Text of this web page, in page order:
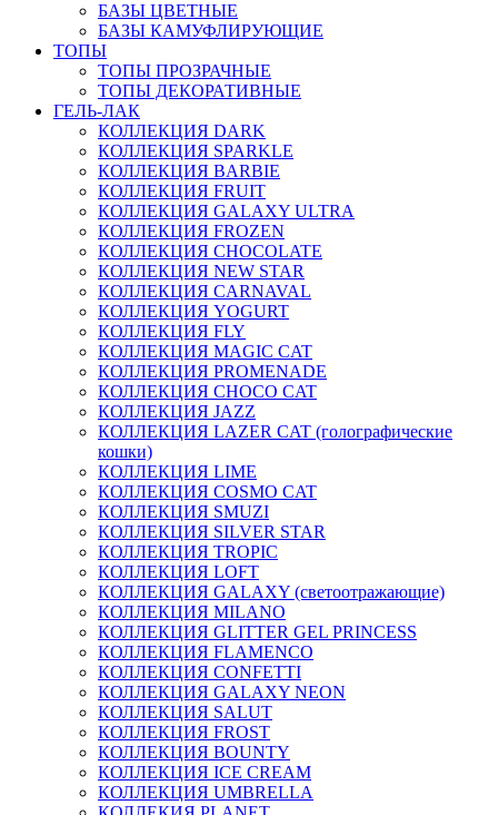
БАЗЫ ЦВЕТНЫЕ
БАЗЫ КАМУФЛИРУЮЩИЕ
ТОПЫ
ТОПЫ ПРОЗРАЧНЫЕ
ТОПЫ ДЕКОРАТИВНЫЕ
ГЕЛЬ-ЛАК
КОЛЛЕКЦИЯ DARK
КОЛЛЕКЦИЯ SPARKLE
КОЛЛЕКЦИЯ BARBIE
КОЛЛЕКЦИЯ FRUIT
КОЛЛЕКЦИЯ GALAXY ULTRA
КОЛЛЕКЦИЯ FROZEN
КОЛЛЕКЦИЯ CHOCOLATE
КОЛЛЕКЦИЯ NEW STAR
КОЛЛЕКЦИЯ CARNAVAL
КОЛЛЕКЦИЯ YOGURT
КОЛЛЕКЦИЯ FLY
КОЛЛЕКЦИЯ MAGIC CAT
КОЛЛЕКЦИЯ PROMENADE
КОЛЛЕКЦИЯ CHOCO CAT
КОЛЛЕКЦИЯ JAZZ
КОЛЛЕКЦИЯ LAZER CAT (голографические
кошки)
КОЛЛЕКЦИЯ LIME
КОЛЛЕКЦИЯ COSMO CAT
КОЛЛЕКЦИЯ SMUZI
КОЛЛЕКЦИЯ SILVER STAR
КОЛЛЕКЦИЯ TROPIC
КОЛЛЕКЦИЯ LOFT
КОЛЛЕКЦИЯ GALAXY (светоотражающие)
КОЛЛЕКЦИЯ MILANO
КОЛЛЕКЦИЯ GLITTER GEL PRINCESS
КОЛЛЕКЦИЯ FLAMENCO
КОЛЛЕКЦИЯ CONFETTI
КОЛЛЕКЦИЯ GALAXY NEON
КОЛЛЕКЦИЯ SALUT
КОЛЛЕКЦИЯ FROST
КОЛЛЕКЦИЯ BOUNTY
КОЛЛЕКЦИЯ ICE CREAM
КОЛЛЕКЦИЯ UMBRELLA